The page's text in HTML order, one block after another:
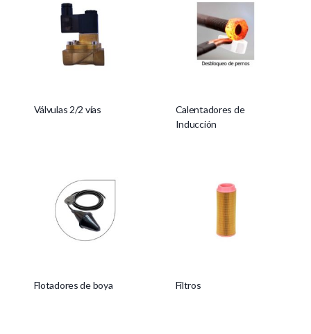
Válvulas 2/2 vías
Calentadores de
Inducción
Flotadores de boya Filtros